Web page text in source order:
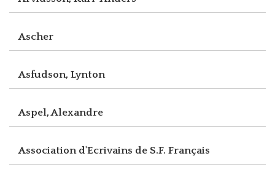
Ascher
Asfudson, Lynton
Aspel, Alexandre
Association d'Ecrivains de S.F. Français